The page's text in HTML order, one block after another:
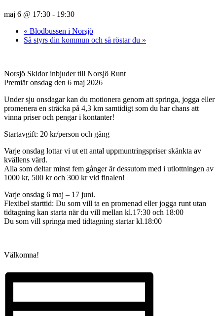
maj 6 @ 17:30 - 19:30
« Blodbussen i Norsjö
Så styrs din kommun och så röstar du »
Norsjö Skidor inbjuder till Norsjö Runt
Premiär onsdag den 6 maj 2026
Under sju onsdagar kan du motionera genom att springa, jogga eller
promenera en sträcka på 4,3 km samtidigt som du har chans att
vinna priser och pengar i kontanter!
Startavgift: 20 kr/person och gång
Varje onsdag lottar vi ut ett antal uppmuntringspriser skänkta av
kvällens värd.
Alla som deltar minst fem gånger är dessutom med i utlottningen av
1000 kr, 500 kr och 300 kr vid finalen!
Varje onsdag 6 maj – 17 juni.
Flexibel starttid: Du som vill ta en promenad eller jogga runt utan
tidtagning kan starta när du vill mellan kl.17:30 och 18:00
Du som vill springa med tidtagning startar kl.18:00
Välkomna!